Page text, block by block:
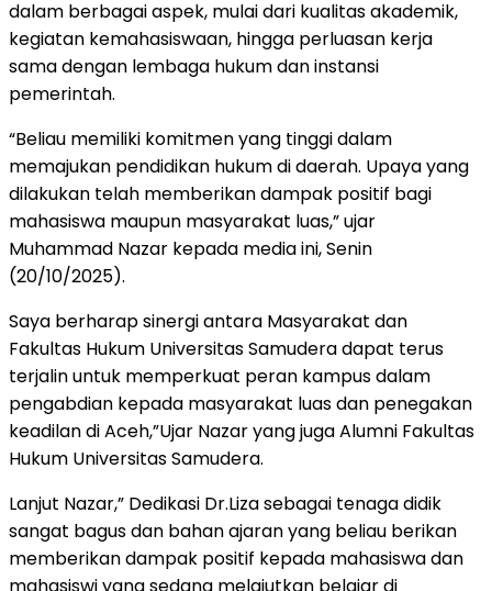
dalam berbagai aspek, mulai dari kualitas akademik,
kegiatan kemahasiswaan, hingga perluasan kerja
sama dengan lembaga hukum dan instansi
pemerintah.
“Beliau memiliki komitmen yang tinggi dalam
memajukan pendidikan hukum di daerah. Upaya yang
dilakukan telah memberikan dampak positif bagi
mahasiswa maupun masyarakat luas,” ujar
Muhammad Nazar kepada media ini, Senin
(20/10/2025).
Saya berharap sinergi antara Masyarakat dan
Fakultas Hukum Universitas Samudera dapat terus
terjalin untuk memperkuat peran kampus dalam
pengabdian kepada masyarakat luas dan penegakan
keadilan di Aceh,”Ujar Nazar yang juga Alumni Fakultas
Hukum Universitas Samudera.
Lanjut Nazar,” Dedikasi Dr.Liza sebagai tenaga didik
sangat bagus dan bahan ajaran yang beliau berikan
memberikan dampak positif kepada mahasiswa dan